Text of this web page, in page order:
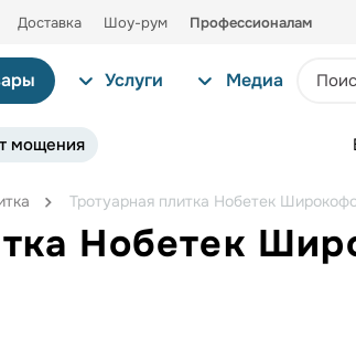
Доставка Шоу-рум Профессионалам
Услуги Медиа
мощения
Тротуарная плитка Нобетек
Нобетек